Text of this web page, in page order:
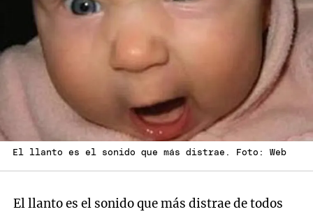
El llanto es el sonido que más distrae. Foto: Web
El llanto es el sonido que más distrae de todos